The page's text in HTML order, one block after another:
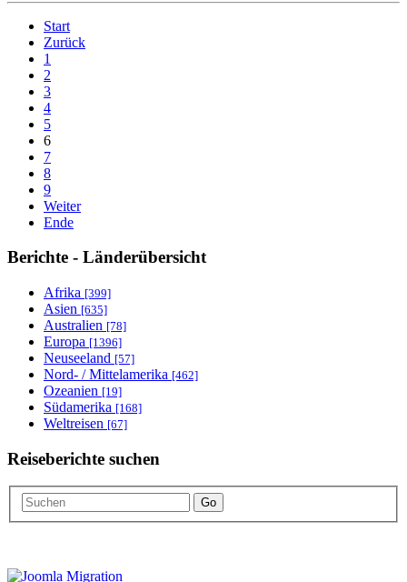
Start
Zurück
1
2
3
4
5
6
7
8
9
Weiter
Ende
Berichte - Länderübersicht
Afrika [399]
Asien [635]
Australien [78]
Europa [1396]
Neuseeland [57]
Nord- / Mittelamerika [462]
Ozeanien [19]
Südamerika [168]
Weltreisen [67]
Reiseberichte suchen
Go